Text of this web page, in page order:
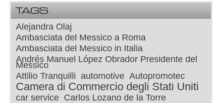
TAGS
Alejandra Olaj
Ambasciata del Messico a Roma
Ambasciata del Messico in Italia
Andrés Manuel López Obrador Presidente del
Messico
Attilio Tranquilli automotive Autopromotec
Camera di Commercio degli Stati Uniti
car service Carlos Lozano de la Torre